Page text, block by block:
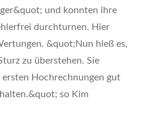
und konnten ihre
durchturnen. Hier
&quot;Nun hieß es,
zu überstehen. Sie
Hochrechnungen gut
so Kim